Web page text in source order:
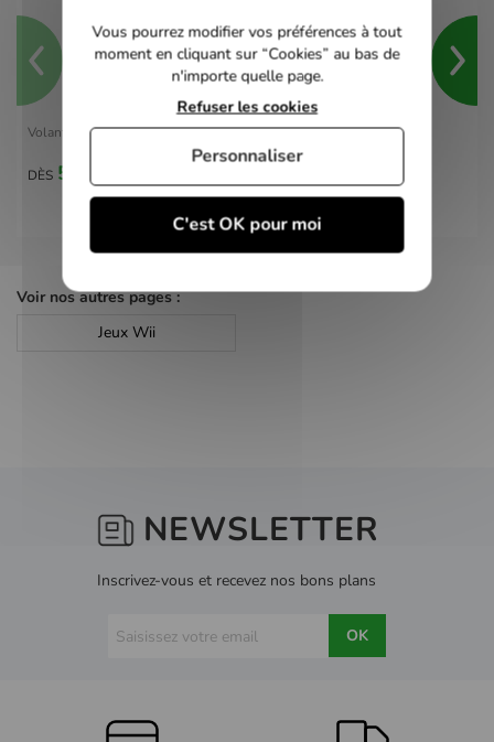
Volant Wii Officiel
DÈS 5,00 €
Voir nos autres pages :
Jeux Wii
NEWSLETTER
Inscrivez-vous et recevez nos bons plans
OK
Vous pourrez modifier vos préférences à tout
moment en cliquant sur “Cookies” au bas de
n'importe quelle page.
C'est OK pour moi
Refuser les cookies
Personnaliser